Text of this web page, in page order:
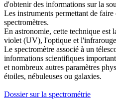
d'obtenir des informations sur la
Les instruments permettant de
spectromètres.
En astronomie, cette technique est
violet (UV), l'optique et
Le spectromètre associé à un
informations scientifiques
et nombreux autres paramètres
étoiles, nébuleuses ou galaxies.
Dossier sur la spectrométrie